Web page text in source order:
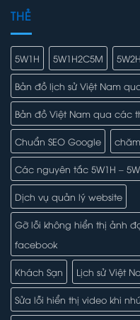
THẺ
5W1H 5W1H2C5M 5W2H
Bản đồ lịch sử Việt Nam
Bản đồ Việt Nam qua các
Chuẩn SEO Google
Các nguyên tắc 5W1H –
Dịch vụ quản lý website
Gỡ lỗi không hiển thị ảnh
facebook
Khách Sạn Lịch sử Việt
Sửa lỗi hiển thị video khi